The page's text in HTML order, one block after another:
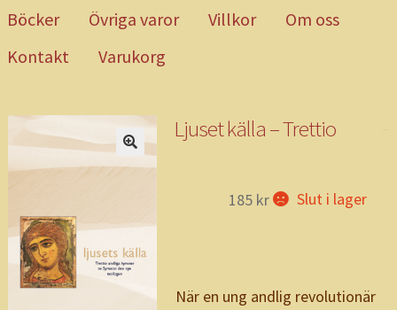
Böcker Övriga varor Villkor
Om oss
Kontakt
Varukorg
Övriga varorTill kassanVarukorgVarukorg 2 VillkorWebbutik
Ljuset källa – Trettio
185 kr Slut i lager
När en ung andlig revolutionär